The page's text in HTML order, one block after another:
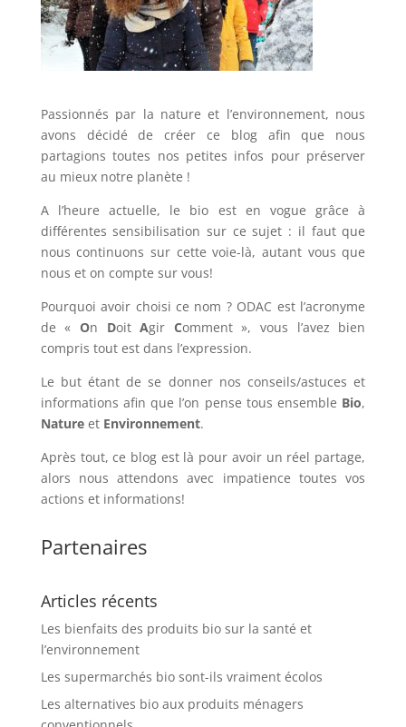
Passionnés par la nature et l’environnement, nous
avons décidé de créer ce blog afin que nous
partagions toutes nos petites infos pour préserver
au mieux notre planète !
A l’heure actuelle, le bio est en vogue grâce à
différentes sensibilisation sur ce sujet : il faut que
nous continuons sur cette voie-là, autant vous que
nous et on compte sur vous!
Pourquoi avoir choisi ce nom ? ODAC est l’acronyme
de « On DoitAgir Comment », vous l’avez bien
compris tout est dans l’expression.
Le but étant de se donner nos conseils/astuces et
informations afin que l’on pense tous ensemble Bio,
Natureet Environnement.
Après tout, ce blog est là pour avoir un réel partage,
alors nous attendons avec impatience toutes vos
actions et informations!
Partenaires
Articles récents
Les bienfaits des produits bio sur la santé et
l’environnement
Les supermarchés bio sont-ils vraiment écolos
Les alternatives bio aux produits ménagers